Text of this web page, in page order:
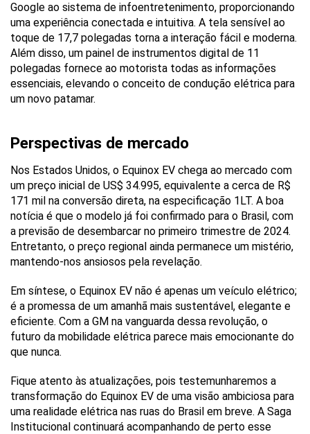
Google ao sistema de infoentretenimento, proporcionando
uma experiência conectada e intuitiva. A tela sensível ao
toque de 17,7 polegadas torna a interação fácil e moderna.
Além disso, um painel de instrumentos digital de 11
polegadas fornece ao motorista todas as informações
essenciais, elevando o conceito de condução elétrica para
um novo patamar.
Perspectivas de mercado
Nos Estados Unidos, o Equinox EV chega ao mercado com
um preço inicial de US$ 34.995, equivalente a cerca de R$
171 mil na conversão direta, na especificação 1LT. A boa
notícia é que o modelo já foi confirmado para o Brasil, com
a previsão de desembarcar no primeiro trimestre de 2024.
Entretanto, o preço regional ainda permanece um mistério,
mantendo-nos ansiosos pela revelação.
Em síntese, o Equinox EV não é apenas um veículo elétrico;
é a promessa de um amanhã mais sustentável, elegante e
eficiente. Com a GM na vanguarda dessa revolução, o
futuro da mobilidade elétrica parece mais emocionante do
que nunca.
Fique atento às atualizações, pois testemunharemos a
transformação do Equinox EV de uma visão ambiciosa para
uma realidade elétrica nas ruas do Brasil em breve. A Saga
Institucional continuará acompanhando de perto esse